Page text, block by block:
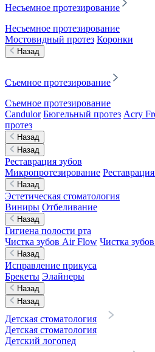
Несъемное протезирование
Несъемное протезирование
Мостовидный протез Коронки
Назад
Съемное протезирование
Съемное протезирование
Candulor Бюгельный протез Acry
протез
Назад
Назад
Реставрация зубов
Микропротезирование
Назад
Эстетическая стоматология
Виниры Отбеливание
Назад
Гигиена полости рта
Чистка зубов Air Flow Чистка
Назад
Исправление прикуса
Брекеты Элайнеры
Назад
Назад
Детская стоматология
Детская стоматология
Детский логопед